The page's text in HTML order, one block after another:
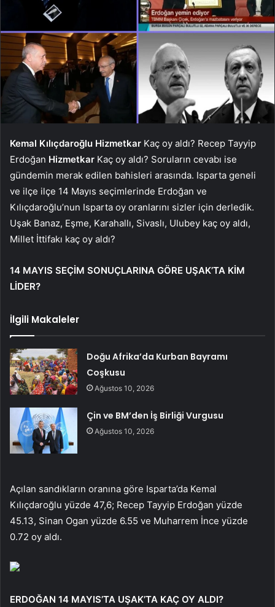
Kemal Kılıçdaroğlu Hizmetkar Kaç oy aldı? Recep Tayyip
Erdoğan Hizmetkar Kaç oy aldı? Soruların cevabı ise
gündemin merak edilen bahisleri arasında. Isparta geneli
ve ilçe ilçe 14 Mayıs seçimlerinde Erdoğan ve
Kılıçdaroğlu’nun Isparta oy oranlarını sizler için derledik.
Uşak Banaz, Eşme, Karahallı, Sivaslı, Ulubey kaç oy aldı,
Millet İttifakı kaç oy aldı?
14 MAYIS SEÇİM SONUÇLARINA GÖRE UŞAK’TA KİM
LİDER?
İlgili Makaleler
Doğu Afrika’da Kurban Bayramı
Coşkusu
Ağustos 10, 2026
Çin ve BM’den İş Birliği Vurgusu
Ağustos 10, 2026
Açılan sandıkların oranına göre Isparta’da Kemal
Kılıçdaroğlu yüzde 47,6; Recep Tayyip Erdoğan yüzde
45.13, Sinan Ogan yüzde 6.55 ve Muharrem İnce yüzde
0.72 oy aldı.
ERDOĞAN 14 MAYIS’TA UŞAK’TA KAÇ OY ALDI?